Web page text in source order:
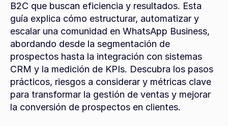
B2C que buscan eficiencia y resultados. Esta
guía explica cómo estructurar, automatizar y
escalar una comunidad en WhatsApp Business,
abordando desde la segmentación de
prospectos hasta la integración con sistemas
CRM y la medición de KPIs. Descubra los pasos
prácticos, riesgos a considerar y métricas clave
para transformar la gestión de ventas y mejorar
la conversión de prospectos en clientes.